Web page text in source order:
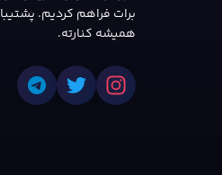
برات فراهم کردیم.
همیشه کنارته.